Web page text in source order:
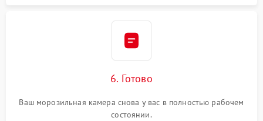
6. Готово
Ваш морозильная камера снова у вас в полностью рабочем
состоянии.